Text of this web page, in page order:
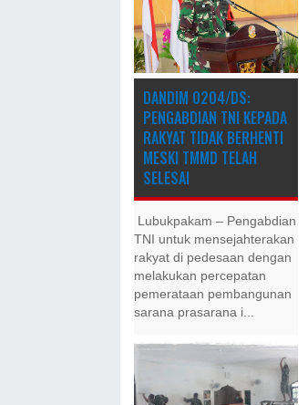
DANDIM 0204/DS:
PENGABDIAN TNI KEPADA
RAKYAT TIDAK BERHENTI
MESKI ​TMMD TELAH
SELESAI
Lubukpakam – Pengabdian
TNI untuk mensejahterakan
rakyat di pedesaan dengan
melakukan percepatan
pemerataan pembangunan
sarana prasarana i...